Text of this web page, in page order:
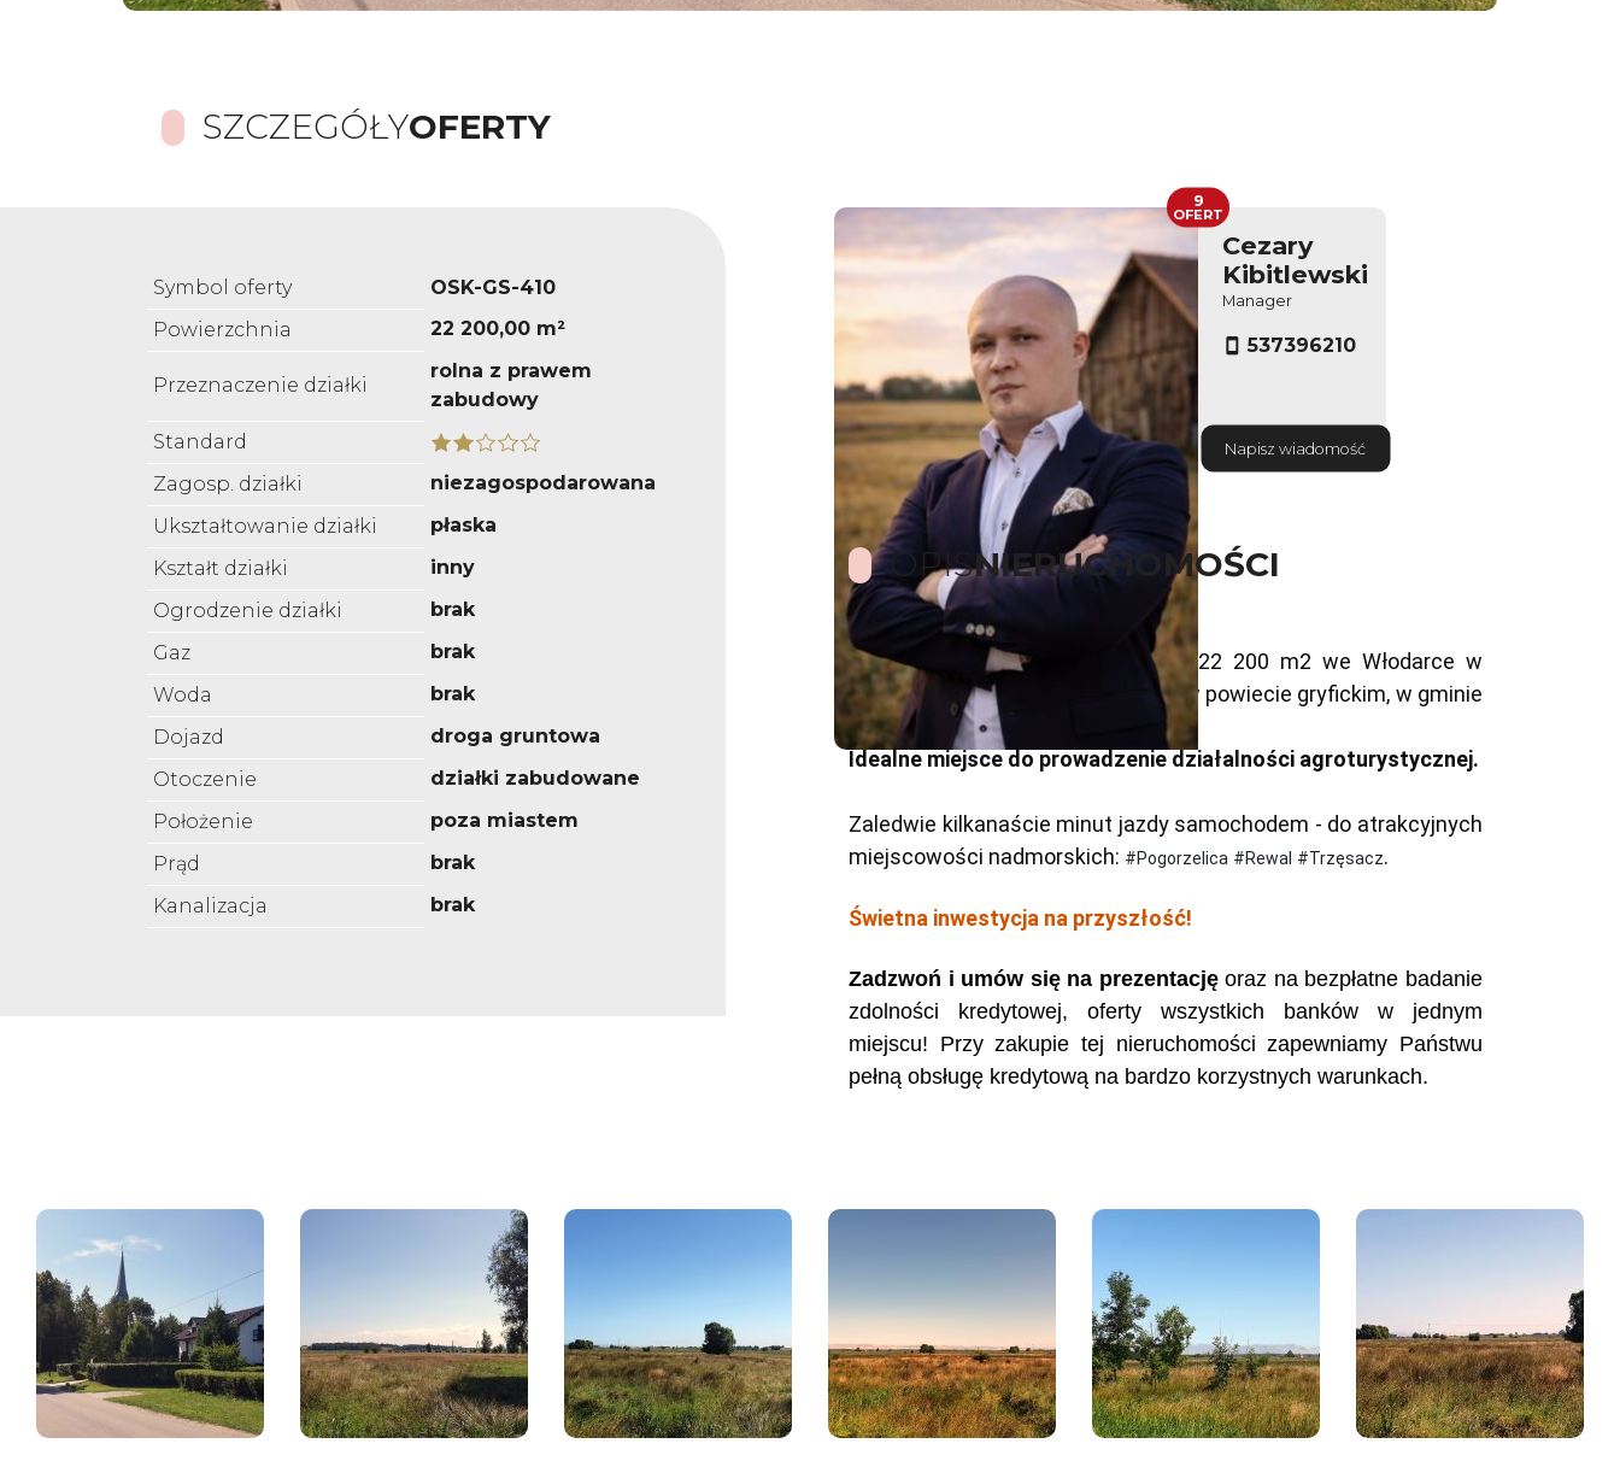
SZCZEGÓŁYOFERTY
Symbol oferty
OSK-GS-410
Powierzchnia
22 200,00 m²
Przeznaczenie działki
rolna z prawem
zabudowy
Standard
Zagosp. działki
niezagospodarowana
Ukształtowanie działki
płaska
Kształt działki
inny
Ogrodzenie działki
brak
Gaz
brak
Woda
brak
Dojazd
droga gruntowa
Otoczenie
działki zabudowane
Położenie
poza miastem
Prąd
brak
Kanalizacja
brak
Cezary
Kibitlewski
Manager
537396210
Napisz wiadomość
9
OFERT
OPISNIERUCHOMOŚCI
Dwie działki rolne o łącznej pow. 22 200 m2 we Włodarce w
województwie #zachodniopomorskim
#Trzebiatów
.
Zaledwie kilkanaście minut jazdy samochodem - do atrakcyjnych
miejscowości nadmorskich: #Pogorzelica #Rewal #Trzęsacz.
Świetna inwestycja na przyszłość!
Zadzwoń i umów się na prezentacjęoraz na bezpłatne badanie
zdolności kredytowej, oferty wszystkich banków w jednym
miejscu! Przy zakupie tej nieruchomości zapewniamy Państwu
pełną obsługę kredytową na bardzo korzystnych warunkach.